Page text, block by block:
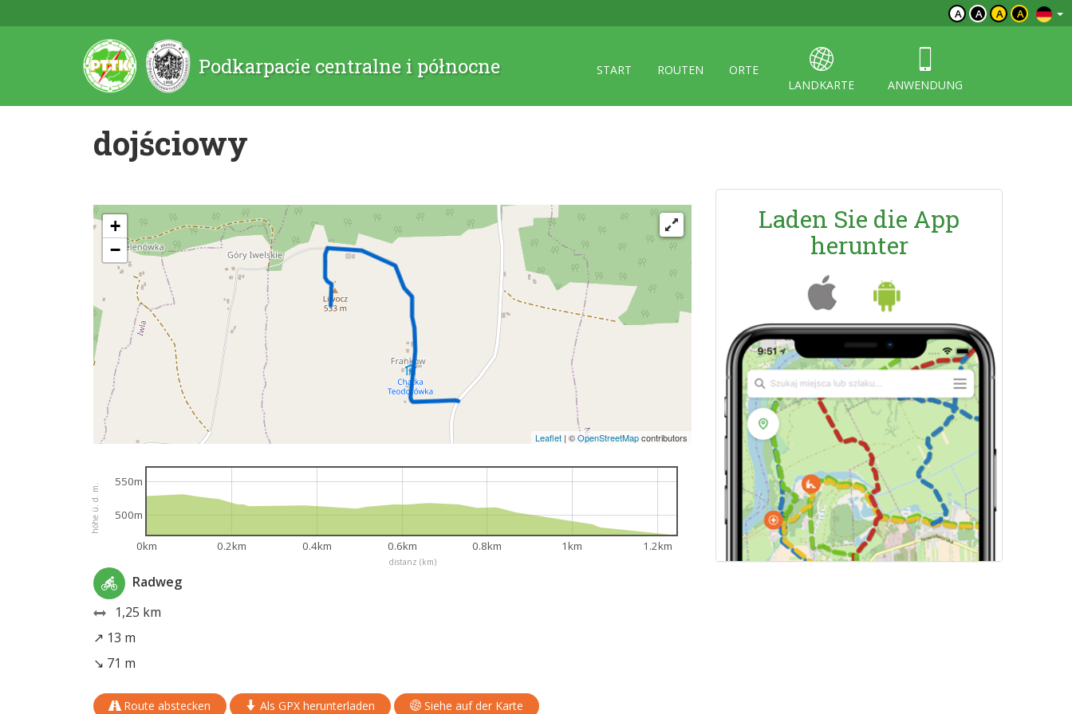
A A A A
Podkarpacie centralne i północne START ROUTEN
ORTE
LANDKARTE
ANWENDUNG
dojściowy
+
−
Leaflet | ©OpenStreetMapcontributors
distanz (km)
höhe ü. d. m.
0km 0.2km 0.4km 0.6km 0.8km 1km 1.2km
500m
550m
Radweg
1,25 km
↗ 13 m
↘ 71 m
Route abstecken Als GPX herunterladen Siehe auf der Karte
Laden Sie die App
herunter